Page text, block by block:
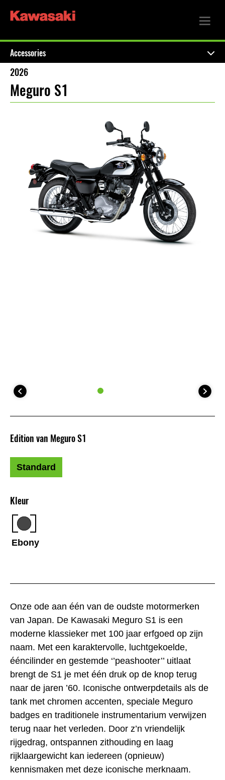
Accessories
2026
Meguro S1
Onze ode aan één van de oudste motormerken
van Japan. De Kawasaki Meguro S1 is een
moderne klassieker met 100 jaar erfgoed op zijn
naam. Met een karaktervolle, luchtgekoelde,
ééncilinder en gestemde ‘’peashooter’’ uitlaat
brengt de S1 je met één druk op de knop terug
naar de jaren ’60. Iconische ontwerpdetails als de
tank met chromen accenten, speciale Meguro
badges en traditionele instrumentarium verwijzen
terug naar het verleden. Door z’n vriendelijk
rijgedrag, ontspannen zithouding en laag
rijklaargewicht kan iedereen (opnieuw)
kennismaken met deze iconische merknaam.
Kleur
Ebony
Edition van Meguro S1
Standard